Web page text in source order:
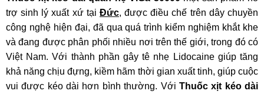
trợ sinh lý xuất xứ tại Đức, được điều chế trên dây chuyền
công nghệ hiện đại, đã qua quá trình kiểm nghiệm khắt khe
và đang được phân phối nhiều nơi trên thế giới, trong đó có
Việt Nam. Với thành phần gây tê nhẹ Lidocaine giúp tăng
khả năng chịu đựng, kiềm hãm thời gian xuất tinh, giúp cuộc
vui được kéo dài hơn bình thường. Với Thuốc xịt kéo dài